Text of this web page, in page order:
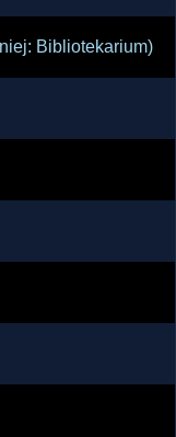
Bibliotekarium)